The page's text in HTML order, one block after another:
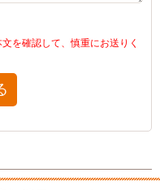
を確認して、慎重にお送りく